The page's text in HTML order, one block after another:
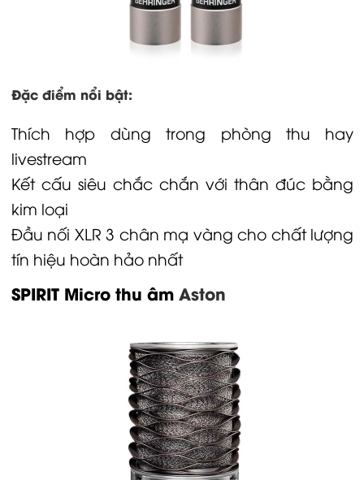
Đặc điểm nổi bật:
Thích hợp dùng trong phòng thu hay
livestream
Kết cấu siêu chắc chắn với thân đúc bằng
kim loại
Đầu nối XLR 3 chân mạ vàng cho chất lượng
tín hiệu hoàn hảo nhất
SPIRIT Micro thu âmAston